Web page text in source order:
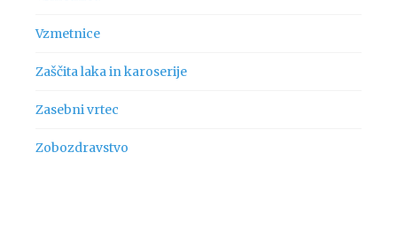
Vzmetnice
Zaščita laka in karoserije
Zasebni vrtec
Zobozdravstvo